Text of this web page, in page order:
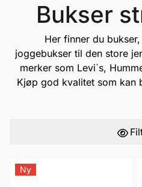
Bukser
Her finner du
joggebukser til den store
merker som Levi`s,
Kjøp god kvalitet som kan
Ny